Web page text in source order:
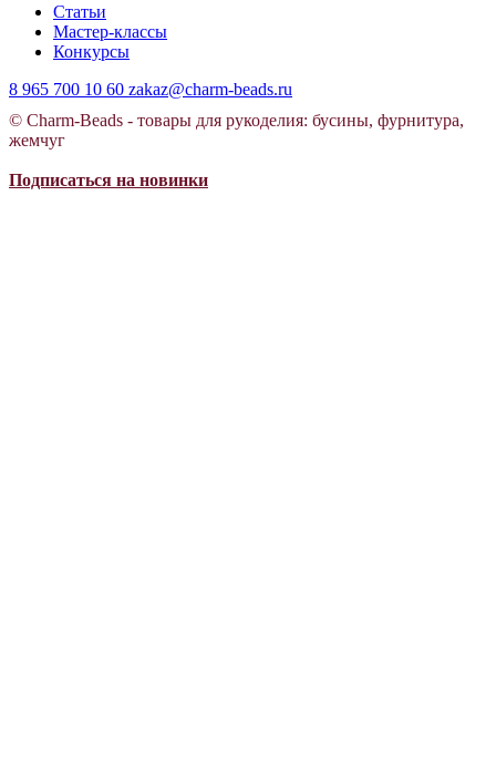
Статьи
Мастер-классы
Конкурсы
8 965 700 10 60 zakaz@charm-beads.ru
© Charm-Beads - товары для рукоделия: бусины, фурнитура,
жемчуг
Подписаться на новинки